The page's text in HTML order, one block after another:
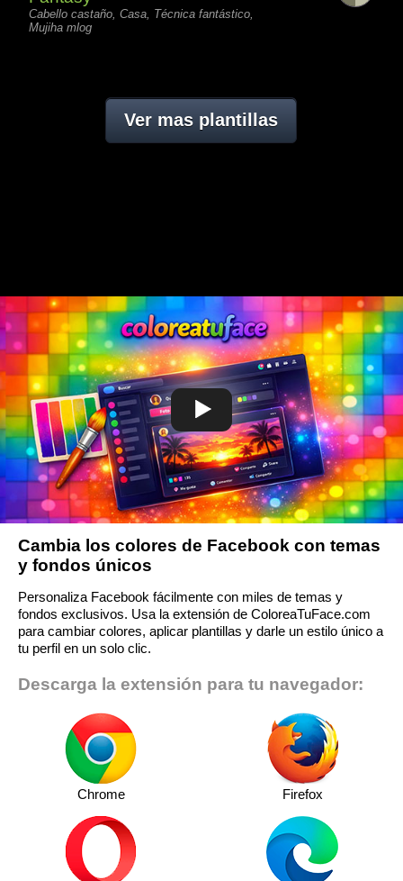
Cabello castaño, Casa, Técnica fantástico,
Mujiha mlog
Ver mas plantillas
Cambia los colores de Facebook con temas
y fondos únicos
Personaliza Facebook fácilmente con miles de temas y
fondos exclusivos. Usa la extensión de ColoreaTuFace.com
para cambiar colores, aplicar plantillas y darle un estilo único a
tu perfil en un solo clic.
Descarga la extensión para tu navegador:
Chrome Firefox